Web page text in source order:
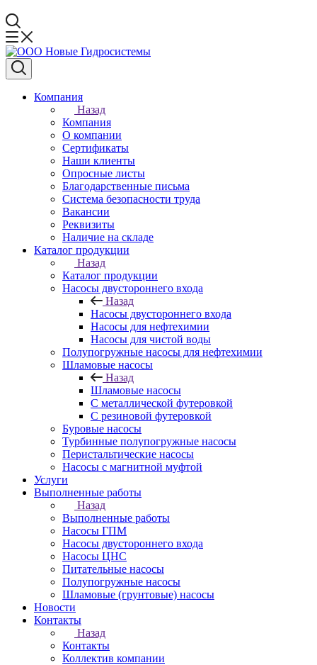
Компания
Назад
Компания
О компании
Сертификаты
Наши клиенты
Опросные листы
Благодарственные письма
Система безопасности труда
Вакансии
Реквизиты
Наличие на складе
Каталог продукции
Назад
Каталог продукции
Насосы двустороннего входа
Назад
Насосы двустороннего входа
Насосы для нефтехимии
Насосы для чистой воды
Полупогружные насосы для нефтехимии
Шламовые насосы
Назад
Шламовые насосы
С металлической футеровкой
С резиновой футеровкой
Буровые насосы
Турбинные полупогружные насосы
Перистальтические насосы
Насосы с магнитной муфтой
Услуги
Выполненные работы
Назад
Выполненные работы
Насосы ГПМ
Насосы двустороннего входа
Насосы ЦНС
Питательные насосы
Полупогружные насосы
Шламовые (грунтовые) насосы
Новости
Контакты
Назад
Контакты
Коллектив компании